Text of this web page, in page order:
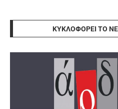
ΚΥΚΛΟΦΟΡΕΊ ΤΟ